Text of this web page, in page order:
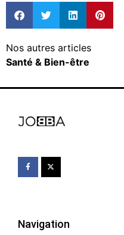
Nos autres articles
Santé & Bien-être
Navigation